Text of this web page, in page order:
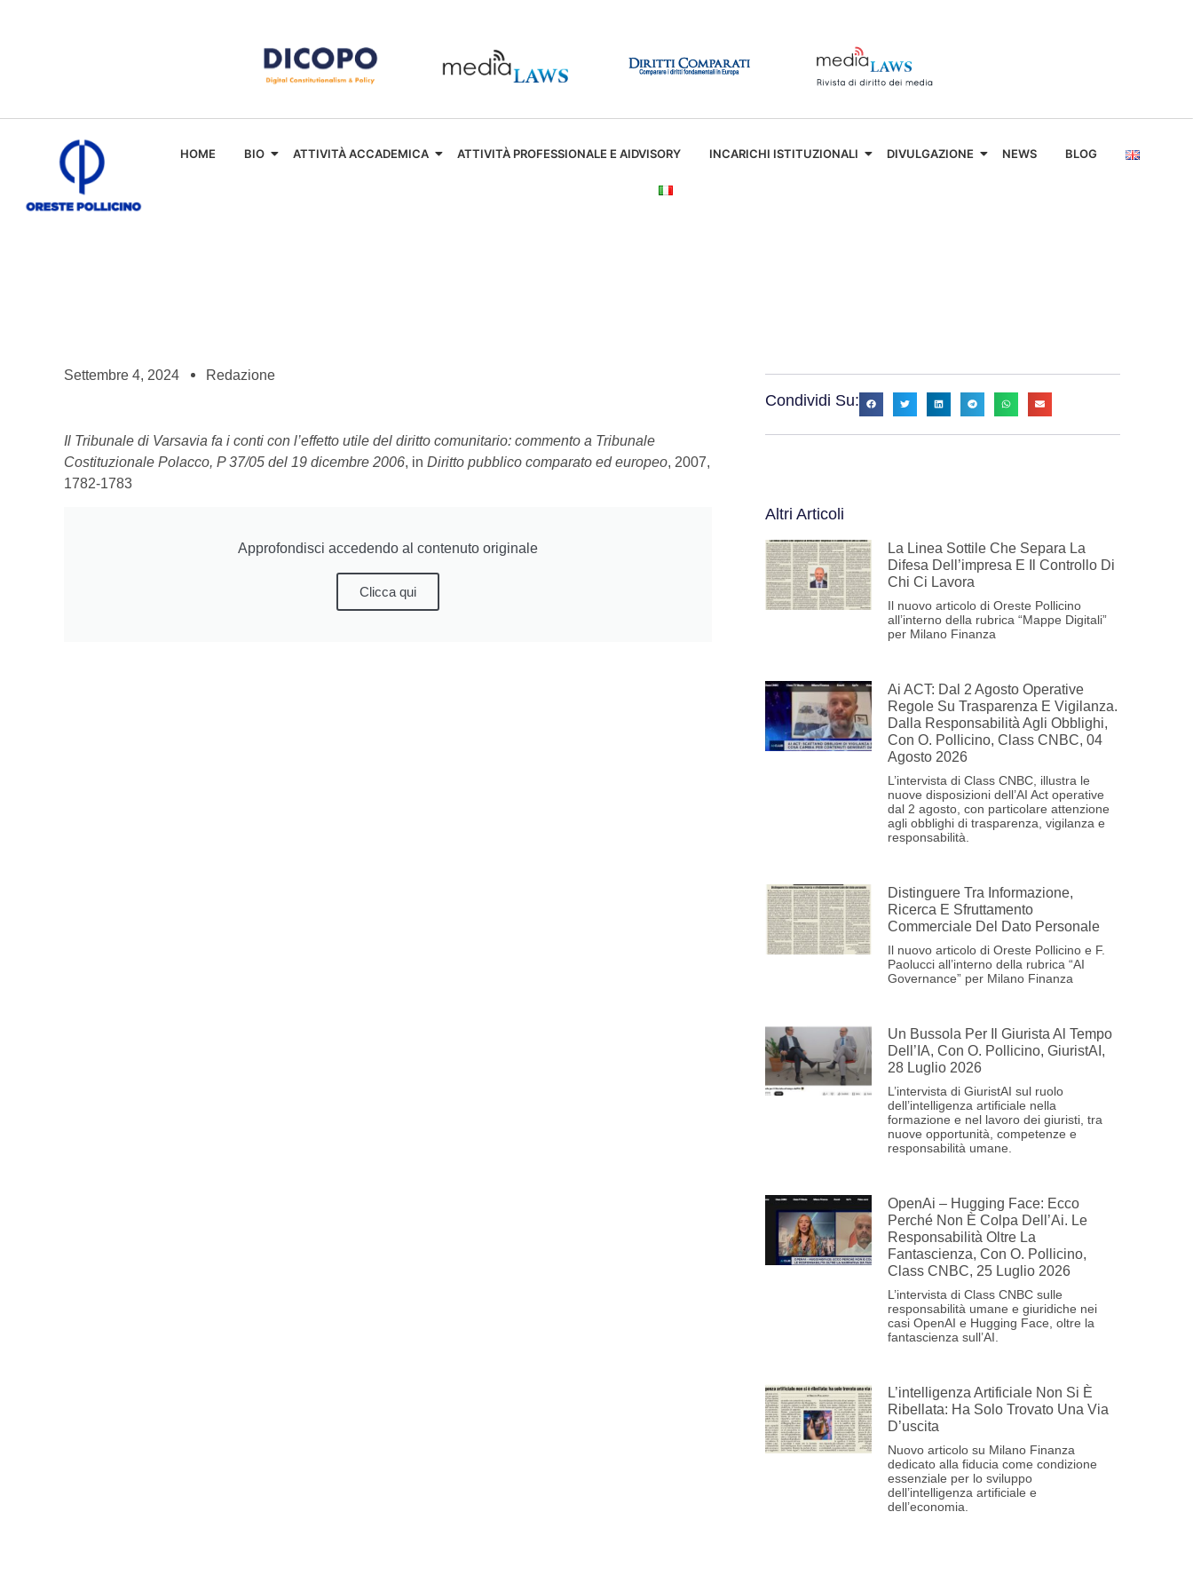
HOME BIO ATTIVITÀ ACCADEMICA ATTIVITÀ PROFESSIONALE E AIDVISORY INCARICHI ISTITUZIONALI DIVULGAZIONE NEWS BLOG
Settembre 4, 2024 Redazione
Il Tribunale di Varsavia fa i conti con l’effetto utile del diritto comunitario: commento a Tribunale
Costituzionale Polacco, P 37/05 del 19 dicembre 2006, in Diritto pubblico comparato ed europeo, 2007,
1782-1783
Approfondisci accedendo al contenuto originale
Clicca qui
Condividi Su:
Altri Articoli
La Linea Sottile Che Separa La
Difesa Dell’impresa E Il Controllo Di
Chi Ci Lavora
Il nuovo articolo di Oreste Pollicino
all’interno della rubrica “Mappe Digitali”
per Milano Finanza
Ai ACT: Dal 2 Agosto Operative
Regole Su Trasparenza E Vigilanza.
Dalla Responsabilità Agli Obblighi,
Con O. Pollicino, Class CNBC, 04
Agosto 2026
L’intervista di Class CNBC, illustra le
nuove disposizioni dell’AI Act operative
dal 2 agosto, con particolare attenzione
agli obblighi di trasparenza, vigilanza e
responsabilità.
Distinguere Tra Informazione,
Ricerca E Sfruttamento
Commerciale Del Dato Personale
Il nuovo articolo di Oreste Pollicino e F.
Paolucci all’interno della rubrica “AI
Governance” per Milano Finanza
Un Bussola Per Il Giurista Al Tempo
Dell’IA, Con O. Pollicino, GiuristAI,
28 Luglio 2026
L’intervista di GiuristAI sul ruolo
dell’intelligenza artificiale nella
formazione e nel lavoro dei giuristi, tra
nuove opportunità, competenze e
responsabilità umane.
OpenAi – Hugging Face: Ecco
Perché Non È Colpa Dell’Ai. Le
Responsabilità Oltre La
Fantascienza, Con O. Pollicino,
Class CNBC, 25 Luglio 2026
L’intervista di Class CNBC sulle
responsabilità umane e giuridiche nei
casi OpenAI e Hugging Face, oltre la
fantascienza sull’AI.
L’intelligenza Artificiale Non Si È
Ribellata: Ha Solo Trovato Una Via
D’uscita
Nuovo articolo su Milano Finanza
dedicato alla fiducia come condizione
essenziale per lo sviluppo
dell’intelligenza artificiale e
dell’economia.